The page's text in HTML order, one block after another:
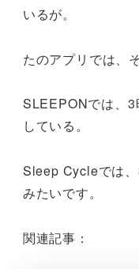
いるが。
たのアプリでは、
SLEEPONでは、3
している。
Sleep Cycleでは
みたいです。
関連記事：